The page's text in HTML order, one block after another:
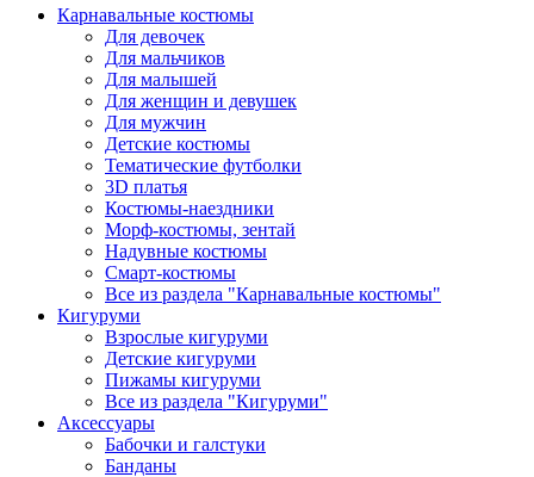
Карнавальные костюмы
Для девочек
Для мальчиков
Для малышей
Для женщин и девушек
Для мужчин
Детские костюмы
Тематические футболки
3D платья
Костюмы-наездники
Морф-костюмы, зентай
Надувные костюмы
Смарт-костюмы
Все из раздела "Карнавальные костюмы"
Кигуруми
Взрослые кигуруми
Детские кигуруми
Пижамы кигуруми
Все из раздела "Кигуруми"
Аксессуары
Бабочки и галстуки
Банданы